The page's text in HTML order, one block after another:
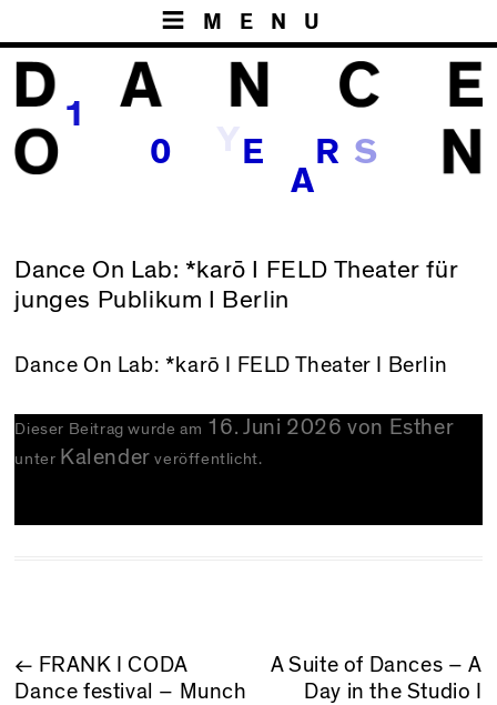
MENU
1
0 E
A
R
Dance On Lab: *karō I FELD Theater für
junges Publikum I Berlin
Dance On Lab: *karō I FELD Theater I Berlin
Dieser Beitrag wurde am 16. Juni 2026 von Esther
unter Kalender veröffentlicht.
BEITRAGSNAVIGATION
← FRANK I CODA
Dance festival – Munch
A Suite of Dances – A
Day in the Studio I